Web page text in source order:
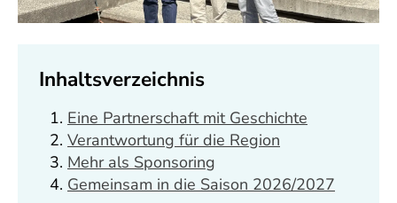
Inhaltsverzeichnis
Eine Partnerschaft mit Geschichte
Verantwortung für die Region
Mehr als Sponsoring
Gemeinsam in die Saison 2026/2027